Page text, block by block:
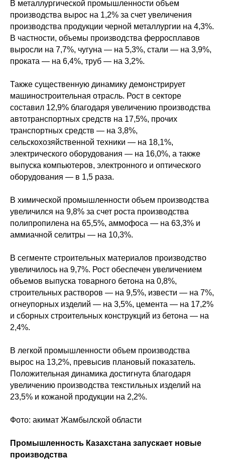
В металлургической промышленности объем
производства вырос на 1,2% за счет увеличения
производства продукции черной металлургии на 4,3%.
В частности, объемы производства ферросплавов
выросли на 7,7%, чугуна — на 5,3%, стали — на 3,9%,
проката — на 6,4%, труб — на 3,2%.
Также существенную динамику демонстрирует
машиностроительная отрасль. Рост в секторе
составил 12,9% благодаря увеличению производства
автотранспортных средств на 17,5%, прочих
транспортных средств — на 3,8%,
сельскохозяйственной техники — на 18,1%,
электрического оборудования — на 16,0%, а также
выпуска компьютеров, электронного и оптического
оборудования — в 1,5 раза.
В химической промышленности объем производства
увеличился на 9,8% за счет роста производства
полипропилена на 65,5%, аммофоса — на 63,3% и
аммиачной селитры — на 10,3%.
В сегменте строительных материалов производство
увеличилось на 9,7%. Рост обеспечен увеличением
объемов выпуска товарного бетона на 0,8%,
строительных растворов — на 9,5%, извести — на 7%,
огнеупорных изделий — на 3,5%, цемента — на 17,2%
и сборных строительных конструкций из бетона — на
2,4%.
В легкой промышленности объем производства
вырос на 13,2%, превысив плановый показатель.
Положительная динамика достигнута благодаря
увеличению производства текстильных изделий на
23,5% и кожаной продукции на 2,2%.
Фото: акимат Жамбылской области
Промышленность Казахстана запускает новые
производства